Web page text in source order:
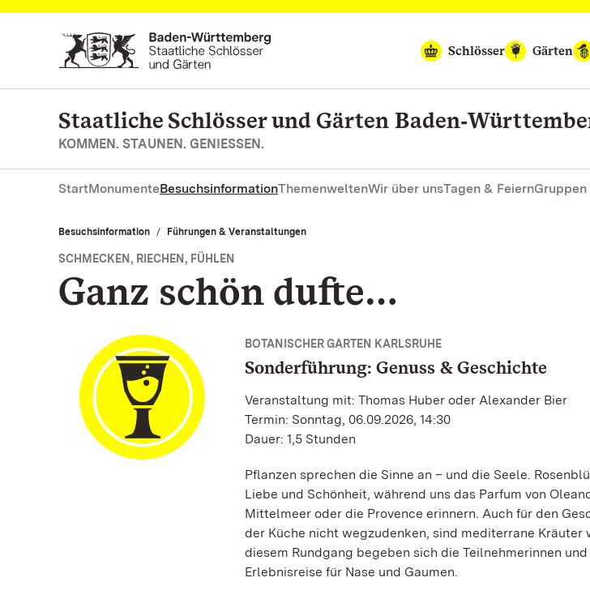
Zum Hauptinhalt springen
Schlösser
Gärten
Staatliche Schlösser und Gärten
KOMMEN. STAUNEN. GENIESSEN.
StartMonumenteBesuchsinformationThemenweltenWir über unsTagen & Feiern
Besuchsinformation Führungen & Veranstaltungen
SCHMECKEN, RIECHEN, FÜHLEN
Ganz schön dufte…
BOTANISCHER GARTEN KARLSRUHE
Sonderführung: Genuss & Geschichte
Veranstaltung mit: Thomas Huber oder Alexander Bier
Termin: Sonntag, 06.09.2026, 14:30
Dauer: 1,5 Stunden
Pflanzen sprechen die Sinne an – und die Seele.
Liebe und Schönheit, während uns das Parfum von
Mittelmeer oder die Provence erinnern. Auch für den
der Küche nicht wegzudenken, sind mediterrane Kräuter
diesem Rundgang begeben sich die Teilnehmerinnen
Erlebnisreise für Nase und Gaumen.